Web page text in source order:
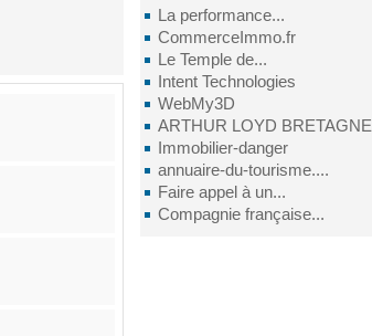
La performance...
CommerceImmo.fr
Le Temple de...
Intent Technologies
WebMy3D
ARTHUR LOYD BRETAGNE
Immobilier-danger
annuaire-du-tourisme....
Faire appel à un...
Compagnie française...